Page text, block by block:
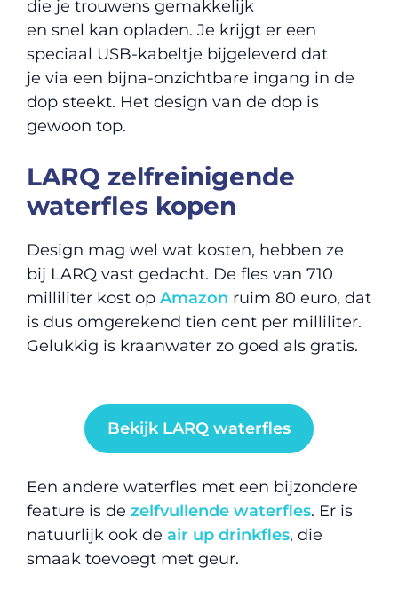
die je trouwens gemakkelijk
en snel kan opladen. Je krijgt er een
speciaal USB-kabeltje bijgeleverd dat
je via een bijna-onzichtbare ingang in de
dop steekt. Het design van de dop is
gewoon top.
LARQ zelfreinigende
waterfles kopen
Design mag wel wat kosten, hebben ze
bij LARQ vast gedacht. De fles van 710
milliliter kost op Amazon ruim 80 euro, dat
is dus omgerekend tien cent per milliliter.
Gelukkig is kraanwater zo goed als gratis.
Bekijk LARQ waterfles
Een andere waterfles met een bijzondere
feature is de zelfvullende waterfles. Er is
natuurlijk ook de air up drinkfles, die
smaak toevoegt met geur.